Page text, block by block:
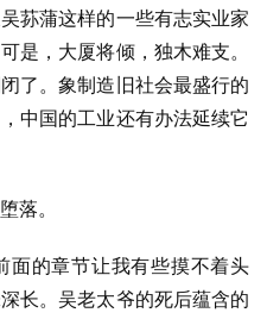
荪蒲这样的一些有志实业家
是，大厦将倾，独木难支。
了。象制造旧社会最盛行的
中国的工业还有办法延续它
落。
面的章节让我有些摸不着头
长。吴老太爷的死后蕴含的